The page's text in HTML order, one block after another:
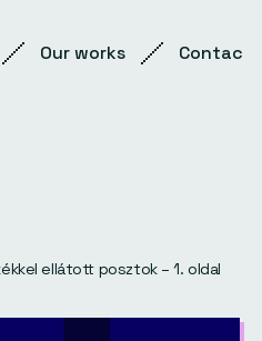
Our works Contact
ellátott posztok – 1. oldal